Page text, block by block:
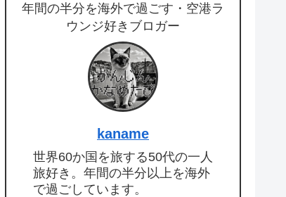
年間の半分を海外で過ごす・空港ラ
ウンジ好きブロガー
kaname
世界60か国を旅する50代の一人
旅好き。年間の半分以上を海外
で過ごしています。